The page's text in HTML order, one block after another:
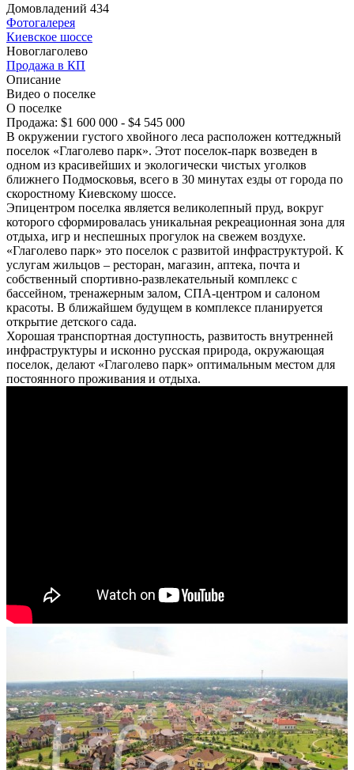
Домовладений 434
Фотогалерея
Киевское шоссе
Новоглаголево
Продажа в КП
Описание
Видео о поселке
О поселке
Продажа: $1 600 000 - $4 545 000
В окружении густого хвойного леса расположен коттеджный
поселок «Глаголево парк». Этот поселок-парк возведен в
одном из красивейших и экологически чистых уголков
ближнего Подмосковья, всего в 30 минутах езды от города по
скоростному Киевскому шоссе.
Эпицентром поселка является великолепный пруд, вокруг
которого сформировалась уникальная рекреационная зона для
отдыха, игр и неспешных прогулок на свежем воздухе.
«Глаголево парк» это поселок с развитой инфраструктурой. К
услугам жильцов – ресторан, магазин, аптека, почта и
собственный спортивно-развлекательный комплекс с
бассейном, тренажерным залом, СПА-центром и салоном
красоты. В ближайшем будущем в комплексе планируется
открытие детского сада.
Хорошая транспортная доступность, развитость внутренней
инфраструктуры и исконно русская природа, окружающая
поселок, делают «Глаголево парк» оптимальным местом для
постоянного проживания и отдыха.